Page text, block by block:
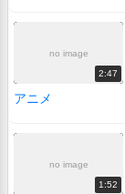
no image
2:47
アニメ
no image
1:52